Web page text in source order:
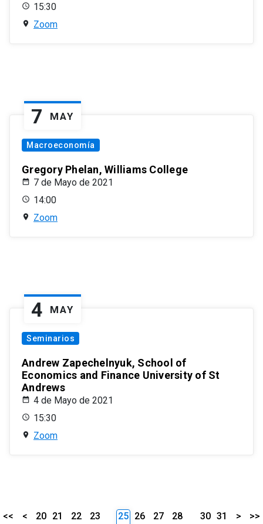
15:30
Zoom
7 MAY
Macroeconomía
Gregory Phelan, Williams College
7 de Mayo de 2021
14:00
Zoom
4 MAY
Seminarios
Andrew Zapechelnyuk, School of
Economics and Finance University of St
Andrews
4 de Mayo de 2021
15:30
Zoom
<< < 20 21 22
23
25 26 27
28
30 31 > >>